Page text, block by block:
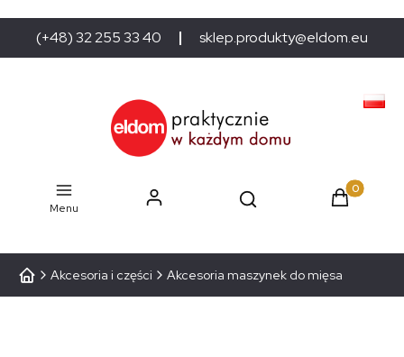
(+48) 32 255 33 40 sklep.produkty@eldom.eu
Menu
Produkty
Akcesoria i części Akcesoria maszynek do mięsa